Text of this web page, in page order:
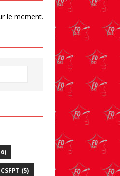
le moment.
CSFPT (5)